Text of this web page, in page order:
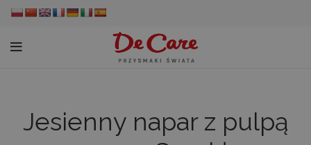
Jesienny napar z pulpą